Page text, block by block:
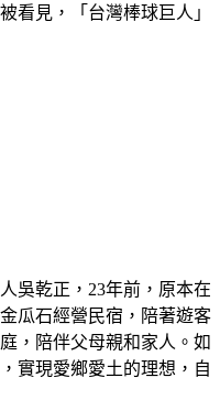
看見，「台灣棒球巨人」
吳乾正，23年前，原本在
瓜石經營民宿，陪著遊客
，陪伴父母親和家人。如
實現愛鄉愛土的理想，自